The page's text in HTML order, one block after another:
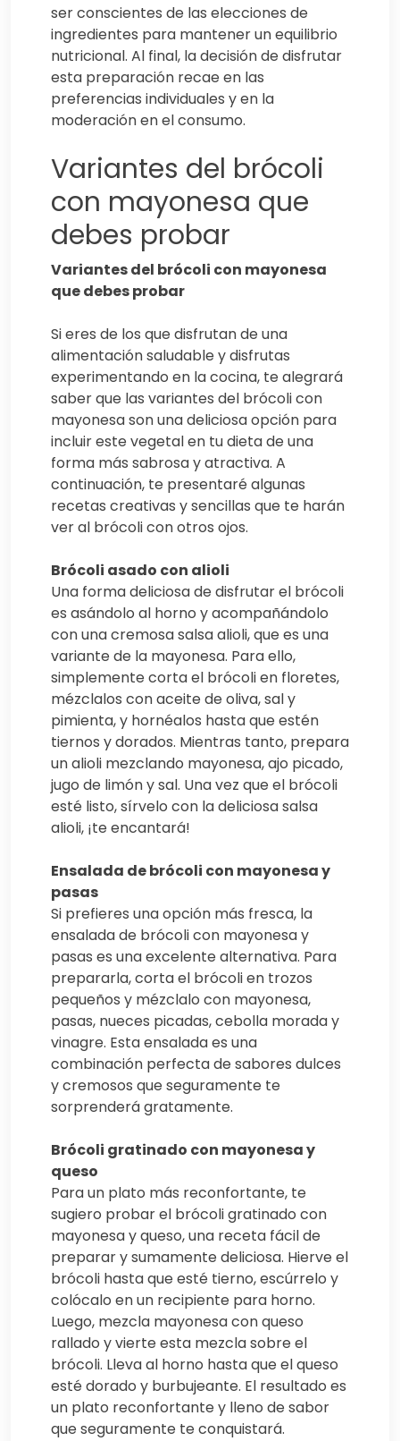
ser conscientes de las elecciones de
ingredientes para mantener un equilibrio
nutricional. Al final, la decisión de disfrutar
esta preparación recae en las
preferencias individuales y en la
moderación en el consumo.
Variantes del brócoli
con mayonesa que
debes probar
Variantes del brócoli con mayonesa
que debes probar
Si eres de los que disfrutan de una
alimentación saludable y disfrutas
experimentando en la cocina, te alegrará
saber que las variantes del brócoli con
mayonesa son una deliciosa opción para
incluir este vegetal en tu dieta de una
forma más sabrosa y atractiva. A
continuación, te presentaré algunas
recetas creativas y sencillas que te harán
ver al brócoli con otros ojos.
Brócoli asado con alioli
Una forma deliciosa de disfrutar el brócoli
es asándolo al horno y acompañándolo
con una cremosa salsa alioli, que es una
variante de la mayonesa. Para ello,
simplemente corta el brócoli en floretes,
mézclalos con aceite de oliva, sal y
pimienta, y hornéalos hasta que estén
tiernos y dorados. Mientras tanto, prepara
un alioli mezclando mayonesa, ajo picado,
jugo de limón y sal. Una vez que el brócoli
esté listo, sírvelo con la deliciosa salsa
alioli, ¡te encantará!
Ensalada de brócoli con mayonesa y
pasas
Si prefieres una opción más fresca, la
ensalada de brócoli con mayonesa y
pasas es una excelente alternativa. Para
prepararla, corta el brócoli en trozos
pequeños y mézclalo con mayonesa,
pasas, nueces picadas, cebolla morada y
vinagre. Esta ensalada es una
combinación perfecta de sabores dulces
y cremosos que seguramente te
sorprenderá gratamente.
Brócoli gratinado con mayonesa y
queso
Para un plato más reconfortante, te
sugiero probar el brócoli gratinado con
mayonesa y queso, una receta fácil de
preparar y sumamente deliciosa. Hierve el
brócoli hasta que esté tierno, escúrrelo y
colócalo en un recipiente para horno.
Luego, mezcla mayonesa con queso
rallado y vierte esta mezcla sobre el
brócoli. Lleva al horno hasta que el queso
esté dorado y burbujeante. El resultado es
un plato reconfortante y lleno de sabor
que seguramente te conquistará.